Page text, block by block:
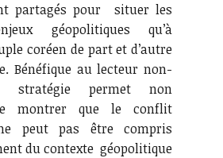
partagés pour situer les
géopolitiques qu’à
coréen de part et d’autre
Bénéfique au lecteur non-
stratégie permet non
montrer que le conflit
peut pas être compris
du contexte géopolitique